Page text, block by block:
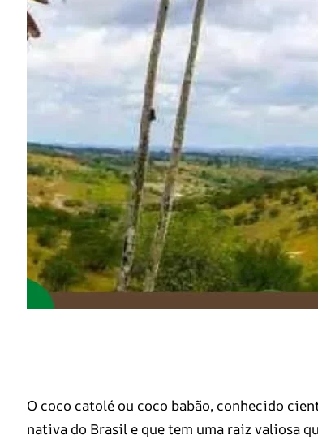
O coco catolé ou coco babão, conhecido
nativa do Brasil e que tem uma raiz valiosa